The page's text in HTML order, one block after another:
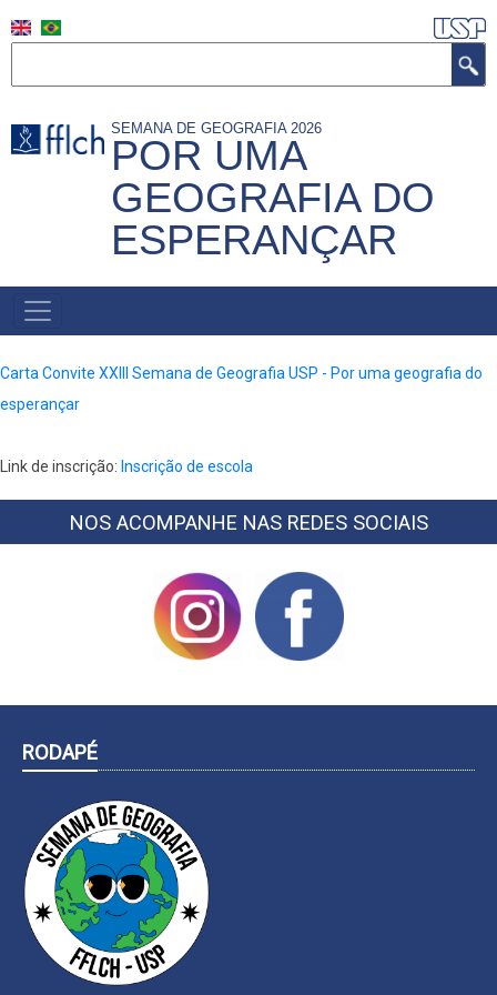
to
SEMANA DE GEOGRAFIA 2026
POR UMA
GEOGRAFIA DO
ESPERANÇAR
MAIN
NAVIGATION
Carta Convite XXIII Semana de Geografia USP - Por uma geografia do
esperançar
Link de inscrição: Inscrição de escola
NOS ACOMPANHE NAS REDES SOCIAIS
RODAPÉ